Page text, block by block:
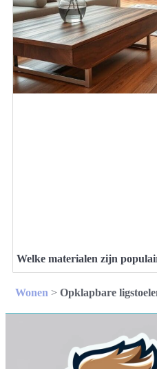
Welke materialen zijn
Wonen > Opklapbare